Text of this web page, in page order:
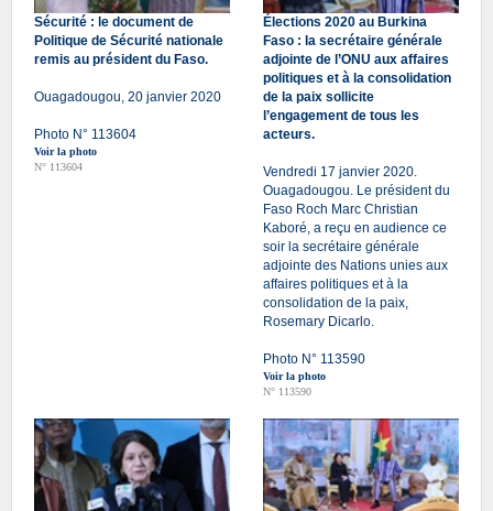
Sécurité : le document de
Politique de Sécurité nationale
remis au président du Faso.
Ouagadougou, 20 janvier 2020
Photo N° 113604
Voir la photo
N° 113604
Élections 2020 au Burkina
Faso : la secrétaire générale
adjointe de l’ONU aux affaires
politiques et à la consolidation
de la paix sollicite
l’engagement de tous les
acteurs.
Vendredi 17 janvier 2020.
Ouagadougou. Le président du
Faso Roch Marc Christian
Kaboré, a reçu en audience ce
soir la secrétaire générale
adjointe des Nations unies aux
affaires politiques et à la
consolidation de la paix,
Rosemary Dicarlo.
Photo N° 113590
Voir la photo
N° 113590